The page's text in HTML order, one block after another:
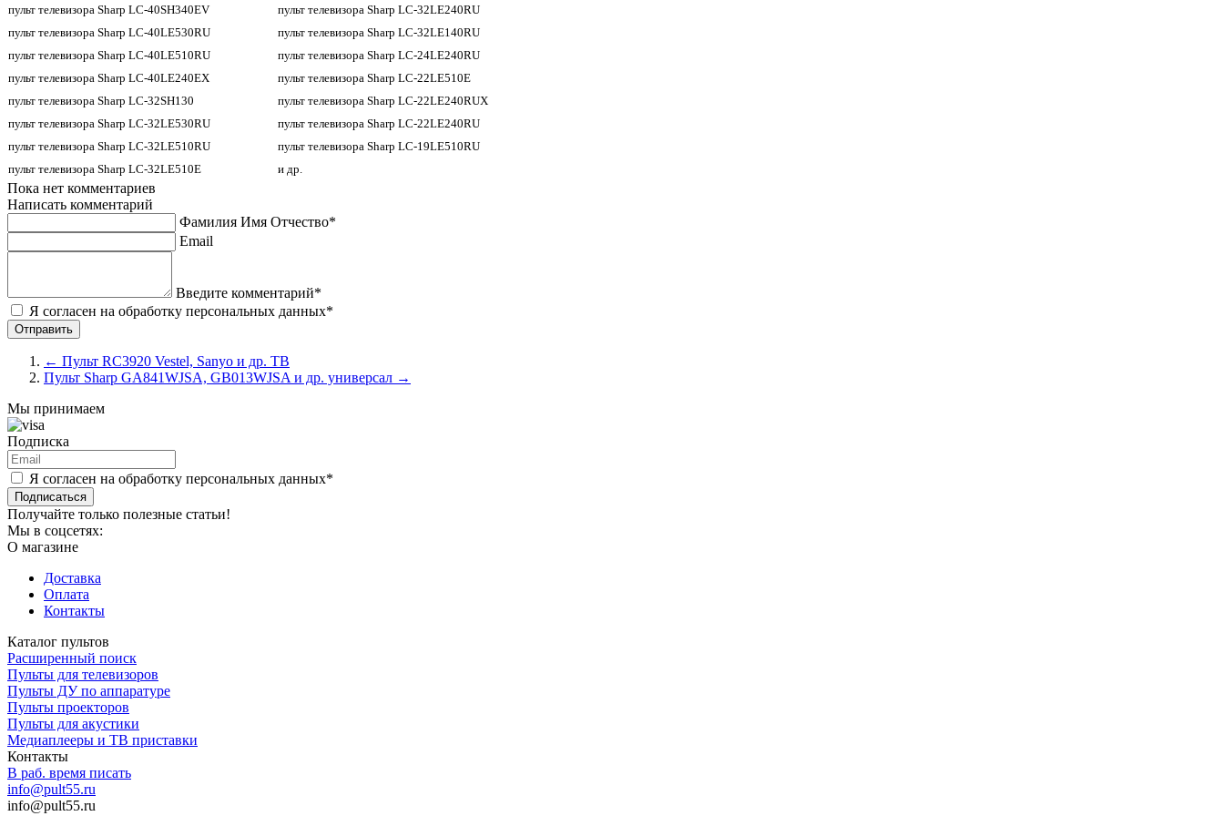
пульт телевизора Sharp LC-40SH340EV
пульт телевизора Sharp LC-32LE240RU
пульт телевизора Sharp LC-40LE530RU
пульт телевизора Sharp LC-32LE140RU
пульт телевизора Sharp LC-40LE510RU
пульт телевизора Sharp LC-24LE240RU
пульт телевизора Sharp LC-40LE240EX
пульт телевизора Sharp LC-22LE510E
пульт телевизора Sharp LC-32SH130
пульт телевизора Sharp LC-22LE240RUX
пульт телевизора Sharp LC-32LE530RU
пульт телевизора Sharp LC-22LE240RU
пульт телевизора Sharp LC-32LE510RU
пульт телевизора Sharp LC-19LE510RU
пульт телевизора Sharp LC-32LE510E
и др.
Пока нет комментариев
Написать комментарий
Фамилия Имя Отчество*
Email
Введите комментарий*
Я согласен на обработку персональных данных*
← Пульт RC3920 Vestel, Sanyo и др. ТВ
Пульт Sharp GA841WJSA, GB013WJSA и др. универсал →
Мы принимаем
Подписка
Я согласен на обработку персональных данных*
Подписаться
Получайте только полезные статьи!
Мы в соцсетях:
О магазине
Доставка
Оплата
Контакты
Каталог пультов
Расширенный поиск
Пульты для телевизоров
Пульты ДУ по аппаратуре
Пульты проекторов
Пульты для акустики
Медиаплееры и ТВ приставки
Контакты
В раб. время писать
info@pult55.ru
info@pult55.ru